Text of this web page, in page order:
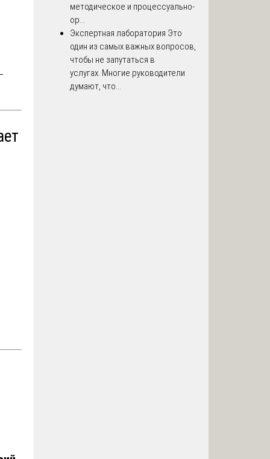
методическое и процессуально-
ор...
Экспертная лаборатория Это
один из самых важных вопросов,
чтобы не запутаться в
услугах. Многие руководители
думают, что...